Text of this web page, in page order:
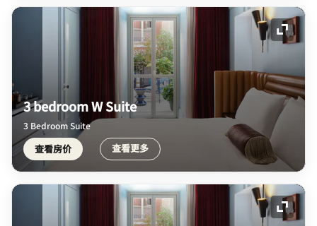
展开
3 bedroom W Suite
3 Bedroom Suite
查看房价 查看更多
展开